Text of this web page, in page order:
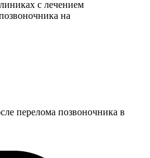
с лечением
на
перелома позвоночника в